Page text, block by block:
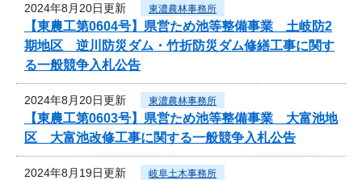
2024年8月20日更新 東濃農林事務所
【東農工第0604号】県営ため池等整備事業 土岐防2
期地区 逆川防災ダム・竹折防災ダム修繕工事に関す
る一般競争入札公告
2024年8月20日更新 東濃農林事務所
【東農工第0603号】県営ため池等整備事業 大富池地
区 大富池改修工事に関する一般競争入札公告
2024年8月19日更新 岐阜土木事務所